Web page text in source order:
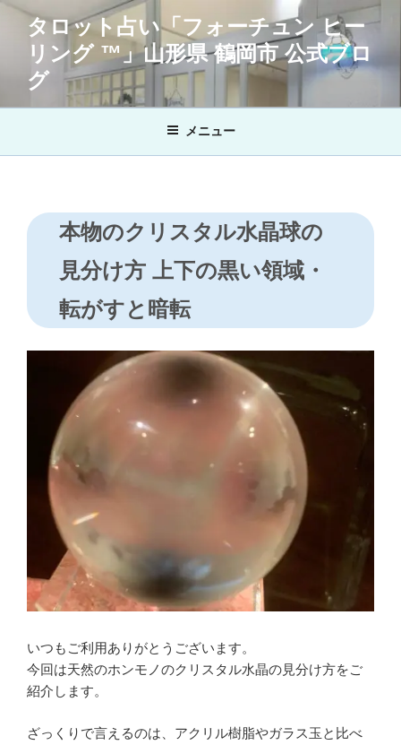
キ
タロット占い「フォーチュン ヒー
リング ™」山形県 鶴岡市 公式ブロ
グ
メニュー
本物のクリスタル水晶球の
見分け方 上下の黒い領域・
転がすと暗転
いつもご利用ありがとうございます。
今回は天然のホンモノのクリスタル水晶の見分け方をご
紹介します。
ざっくりで言えるのは、アクリル樹脂やガラス玉と比べ